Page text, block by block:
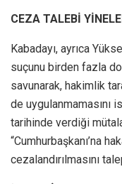
CEZA TALEBİ
Kabadayı, ayrıca
suçunu birden fazla
savunarak, hakimlik
de uygulanmamasını
tarihinde verdiği
“Cumhurbaşkanı’na
cezalandırılmasını